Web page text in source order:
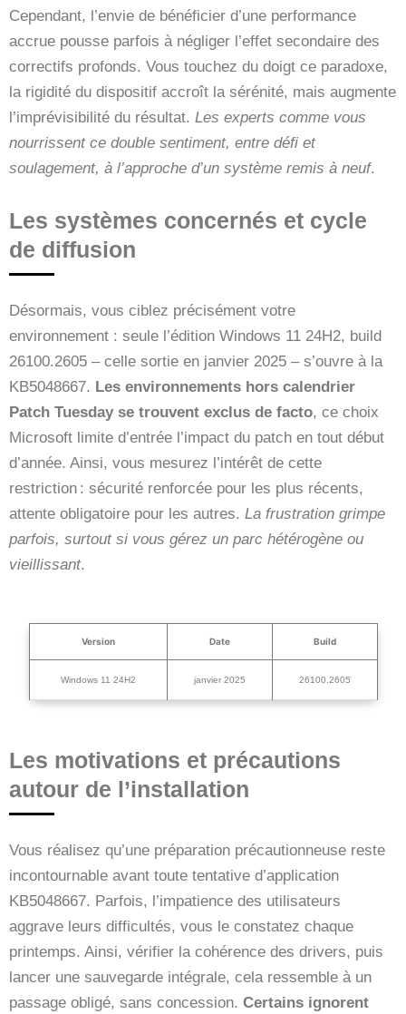
Cependant, l’envie de bénéficier d’une performance
accrue pousse parfois à négliger l’effet secondaire des
correctifs profonds. Vous touchez du doigt ce paradoxe,
la rigidité du dispositif accroît la sérénité, mais augmente
l’imprévisibilité du résultat. Les experts comme vous
nourrissent ce double sentiment, entre défi et
soulagement, à l’approche d’un système remis à neuf.
Les systèmes concernés et cycle
de diffusion
Désormais, vous ciblez précisément votre
environnement : seule l’édition Windows 11 24H2, build
26100.2605 – celle sortie en janvier 2025 – s’ouvre à la
KB5048667. Les environnements hors calendrier
Patch Tuesday se trouvent exclus de facto, ce choix
Microsoft limite d’entrée l’impact du patch en tout début
d’année. Ainsi, vous mesurez l’intérêt de cette
restriction : sécurité renforcée pour les plus récents,
attente obligatoire pour les autres. La frustration grimpe
parfois, surtout si vous gérez un parc hétérogène ou
vieillissant.
Version Date Build
Windows 11 24H2 janvier 2025 26100.2605
Les motivations et précautions
autour de l’installation
Vous réalisez qu’une préparation précautionneuse reste
incontournable avant toute tentative d’application
KB5048667. Parfois, l’impatience des utilisateurs
aggrave leurs difficultés, vous le constatez chaque
printemps. Ainsi, vérifier la cohérence des drivers, puis
lancer une sauvegarde intégrale, cela ressemble à un
passage obligé, sans concession. Certains ignorent